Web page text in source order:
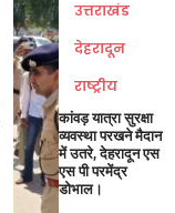
उत्तराखंड
देहरादून
राष्ट्रीय
कांवड़ यात्रा सुरक्षा
व्यवस्था परखने मैदान
में उतरे, देहरादून एस
एस पी परमेंद्र
डोभाल।